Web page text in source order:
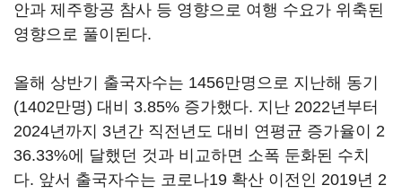
안과 제주항공 참사 등 영향으로 여행 수요가 위축된
영향으로 풀이된다.
올해 상반기 출국자수는 1456만명으로 지난해 동기
(1402만명) 대비 3.85% 증가했다. 지난 2022년부터
2024년까지 3년간 직전년도 대비 연평균 증가율이 2
36.33%에 달했던 것과 비교하면 소폭 둔화된 수치
다. 앞서 출국자수는 코로나19 확산 이전인 2019년 2